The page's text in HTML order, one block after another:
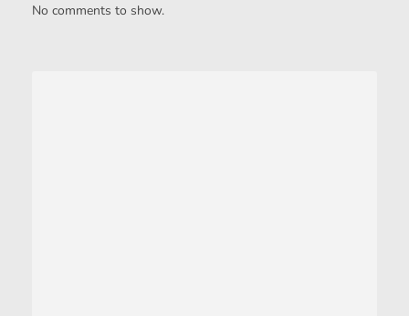
No comments to show.